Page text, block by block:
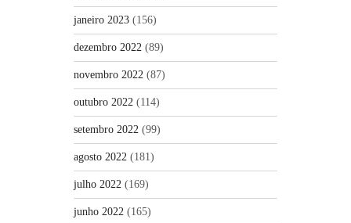
janeiro 2023 (156)
dezembro 2022 (89)
novembro 2022 (87)
outubro 2022 (114)
setembro 2022 (99)
agosto 2022 (181)
julho 2022 (169)
junho 2022 (165)